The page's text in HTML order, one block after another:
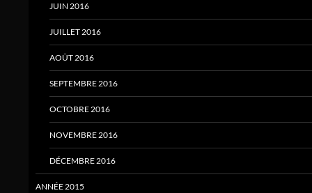
JUIN 2016
JUILLET 2016
AOÛT 2016
SEPTEMBRE 2016
OCTOBRE 2016
NOVEMBRE 2016
DÉCEMBRE 2016
ANNÉE 2015